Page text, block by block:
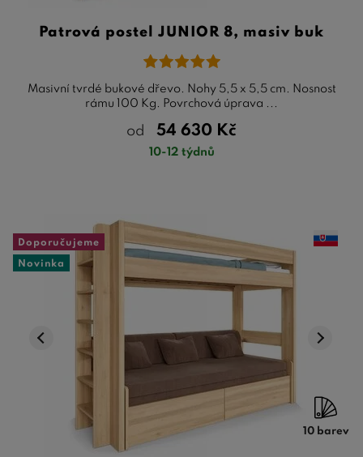
Patrová postel JUNIOR 8, masiv buk
Masivní tvrdé bukové dřevo. Nohy 5,5 x 5,5 cm. Nosnost
rámu 100 Kg. Povrchová úprava ...
od 54 630 Kč
10-12 týdnů
Doporučujeme
Novinka
10 barev